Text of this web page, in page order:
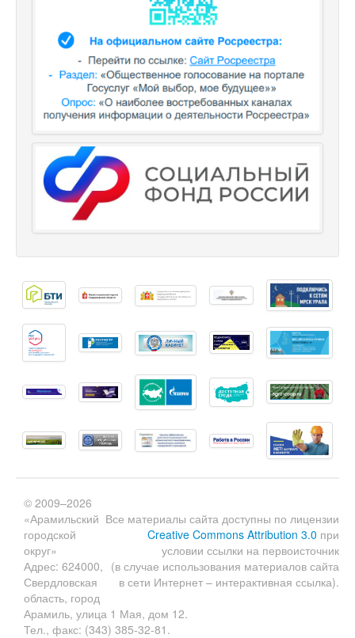
Все материалы сайта доступны по лицензии
Creative Commons Attribution 3.0 при
условии ссылки на первоисточник
(в случае использования материалов сайта
в сети Интернет – интерактивная ссылка).
© 2009–2026
«Арамильский
городской
округ»
Адрес: 624000,
Свердловская
область, город
Арамиль, улица 1 Мая, дом 12.
Тел., факс: (343) 385-32-81.